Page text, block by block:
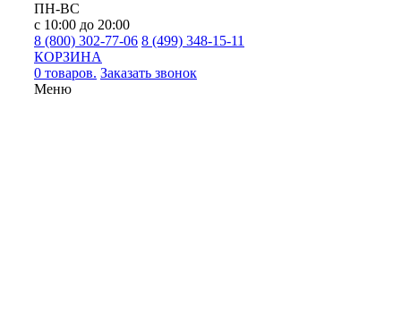
ПН-ВС
с 10:00 до 20:00
8 (800) 302-77-06 8 (499) 348-15-11
КОРЗИНА
0 товаров. Заказать звонок
Меню